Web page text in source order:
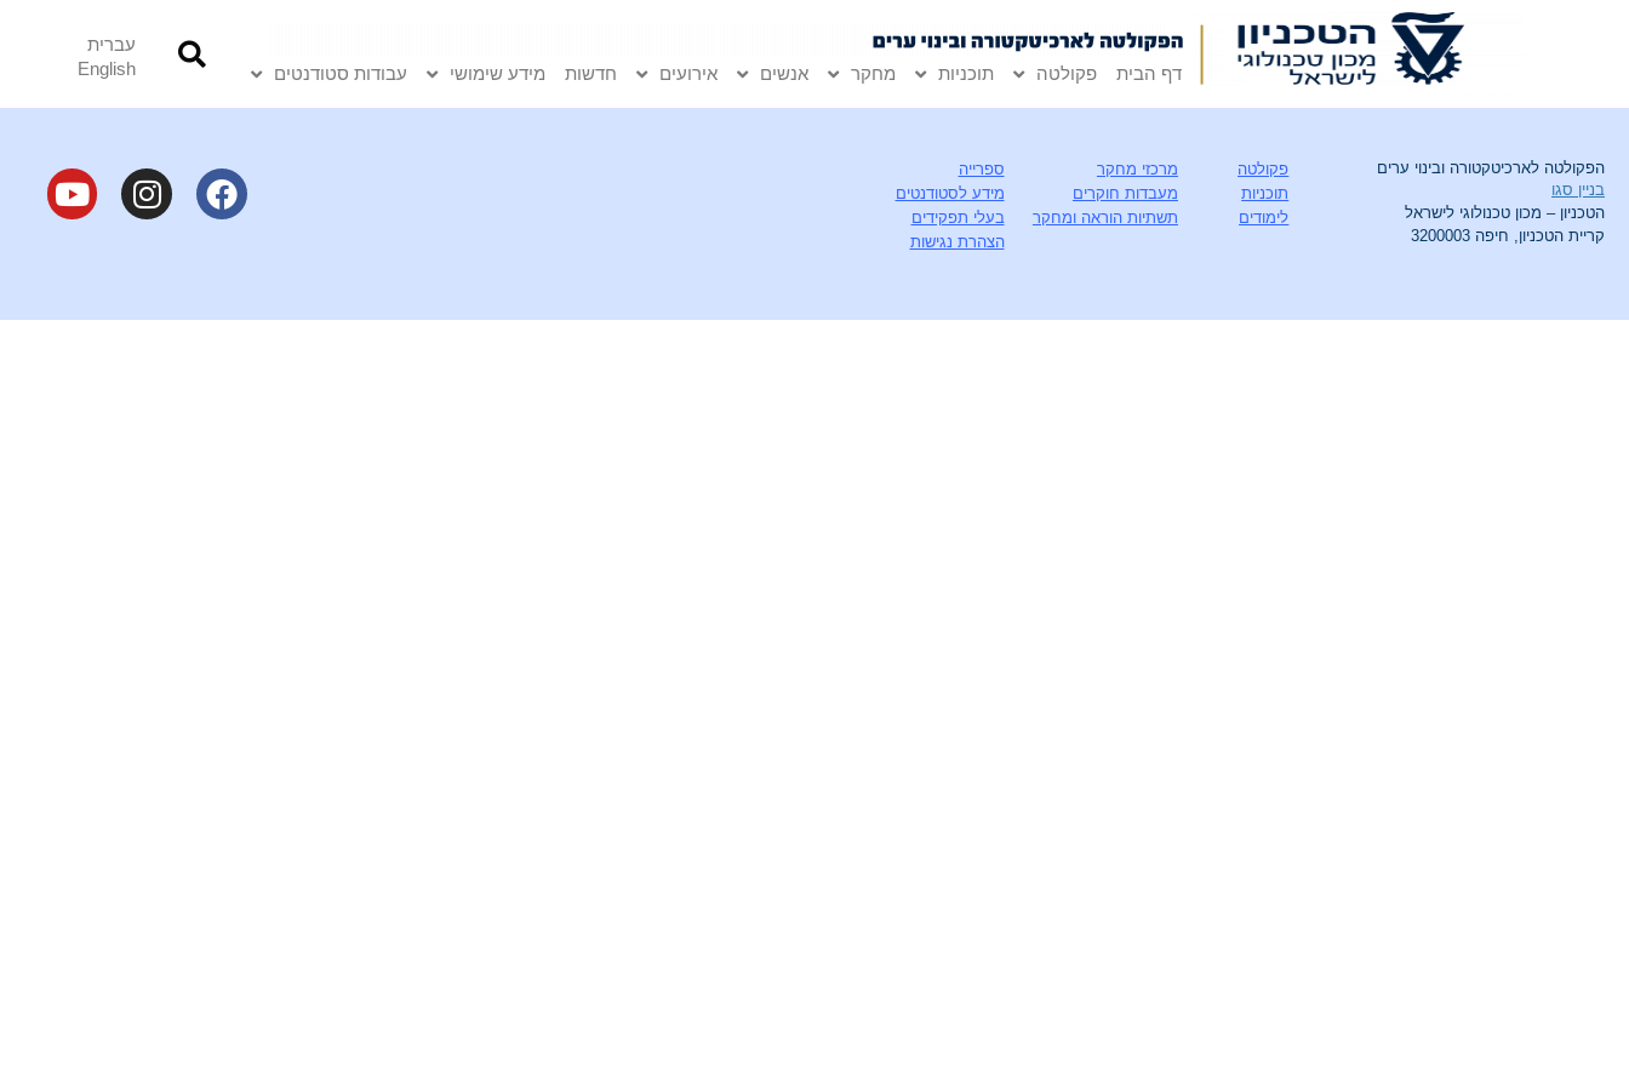
דף הבית פקולטה תוכניות מחקר אנשים אירועים חדשות מידע שימושי עבודות סטודנטים
עברית
English
הפקולטה לארכיטקטורה ובינוי ערים
בניין סגו
הטכניון – מכון טכנולוגי לישראל
קריית הטכניון, חיפה 3200003
פקולטה
תוכניות
לימודים
מרכזי מחקר
מעבדות חוקרים
תשתיות הוראה ומחקר
ספרייה
מידע לסטודנטים
בעלי תפקידים
הצהרת נגישות